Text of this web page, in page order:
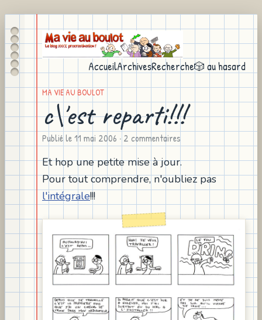
AccueilArchivesRecherche🎲 au hasard
MA VIE AU BOULOT
c\'est reparti!!!
Publié le11 mai 2006 · 2 commentaires
Et hop une petite mise à jour.
Pour tout comprendre, n'oubliez pas
l'intégrale!!!